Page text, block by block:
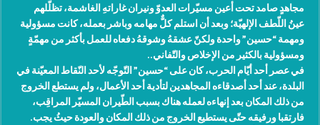
مجاهدٍ صامد تحت أعين مسيّرات العدوّ ونيران غاراتهِ الغاشمة، تظلّلهم
عينُ اللّطف الإلهيّة؛ وبعد أن استلم كلٌّ مهامه وباشر بعمله، كانت مسؤولية
ومهمة “حسين” واحدة ولكنّ عشقهُ وشوقهُ دفعاه للعمل بأكثر من مهمّةٍ
ومسؤولية بالكثير من الإخلاص والتّفاني..
في عصر أحد أيّام الحرب، كان على “حسين” التّوجّه لأحد النّقاط المعيّنة في
البلدة، عند أحد أصدقاءه المجاهدين لتأدية أحد الأعمال، ولم يستطع الخروج
من ذلك المكان بعد إنهاءه لعمله هناك بسبب الطّيران المسيّر المراقِب،
فارتقبا ورفيقه حتّى يستطيع الخروج من ذلك المكان والعودة حيثُ يجب.